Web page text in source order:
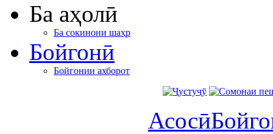
Ба аҳолӣ
Ба сокинони шаҳр
Бойгонӣ
Бойгонии ахборот
Асосӣ